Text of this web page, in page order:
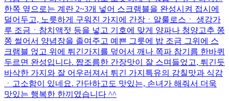
한쪽 옆으로는 계란 2~3개 넣어 스크램블을 완성시켜 접시에
덜어두고, 노릇하게 구워진 가지에 간장ㆍ알룰로스ㆍ 생강가
루 조금ㆍ참치액젓 등을 넣고 기호에 맞게 양파나 청양고추 쫑
쫑 썰어서 양념장을 졸여주고 예쁜 그릇에 밥 조금 그위에 스
크램블 얹고 위에 튀긴가지를 덮어서 깨나 쪽파 참기름 한바퀴
두르면 완성입니다. 짭조름한 간장맛이 잘 스며들었고, 튀긴듯
바삭한 가지와 잘 어우러져서 튀긴 가지특유의 감칠맛과 식감
ㆍ고소함이 있네요. 간단하고도 맛있는, 손녀가 해줘서 더욱
맛있는 행복한 한끼였습니다 ^^